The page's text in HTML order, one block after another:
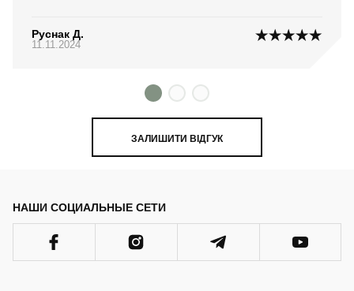
Руснак Д.
11.11.2024
ЗАЛИШИТИ ВІДГУК
НАШИ СОЦИАЛЬНЫЕ СЕТИ